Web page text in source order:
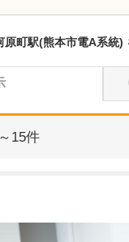
原町駅(熊本市電A系統)
15件